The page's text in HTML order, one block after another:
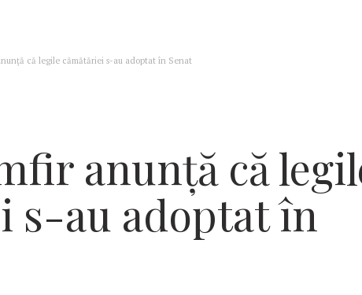
că legile cămătăriei s-au adoptat în Senat
anunță că
s-au adoptat în